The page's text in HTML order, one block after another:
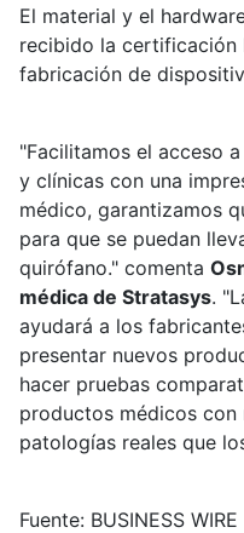
El material y el
recibido la certificación
fabricación de
"Facilitamos el acceso
y clínicas con una
médico, garantizamos
para que se puedan
quirófano." comenta
médica de Stratasys.
ayudará a los
presentar nuevos
hacer pruebas
productos médicos con
patologías reales que
Fuente: BUSINESS WIRE